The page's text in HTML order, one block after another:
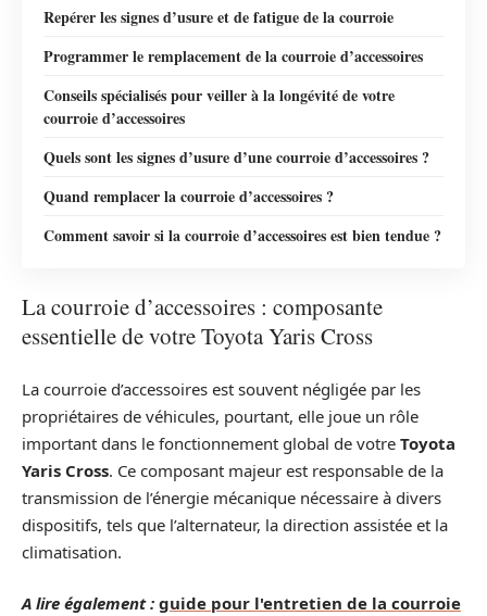
Repérer les signes d’usure et de fatigue de la courroie
Programmer le remplacement de la courroie d’accessoires
Conseils spécialisés pour veiller à la longévité de votre
courroie d’accessoires
Quels sont les signes d’usure d’une courroie d’accessoires ?
Quand remplacer la courroie d’accessoires ?
Comment savoir si la courroie d’accessoires est bien tendue ?
La courroie d’accessoires : composante
essentielle de votre Toyota Yaris Cross
La courroie d’accessoires est souvent négligée par les
propriétaires de véhicules, pourtant, elle joue un rôle
important dans le fonctionnement global de votre Toyota
Yaris Cross. Ce composant majeur est responsable de la
transmission de l’énergie mécanique nécessaire à divers
dispositifs, tels que l’alternateur, la direction assistée et la
climatisation.
A lire également : guide pour l'entretien de la courroie